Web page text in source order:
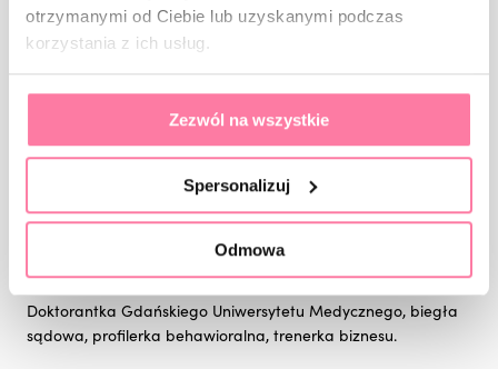
otrzymanymi od Ciebie lub uzyskanymi podczas
korzystania z ich usług.
Zezwól na wszystkie
Spersonalizuj
Odmowa
Współprowadząca program „Kosmetyczne rewolucje” w TVN
Style.
Właścicielka Akademii Online oferującej ponad 70 szkoleń z
zakresu Nail Design, prawa, BHP i zarządzania w branży
Beauty.
Autorka bestsellerowych Leksykonów Stylizacji Paznokci
Doktorantka Gdańskiego Uniwersytetu Medycznego, biegła
sądowa, profilerka behawioralna, trenerka biznesu.